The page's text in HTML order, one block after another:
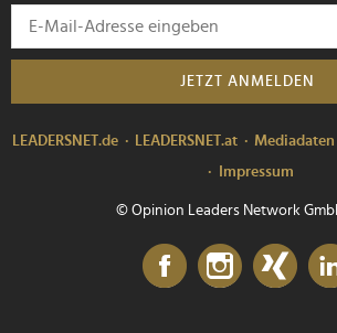
JETZT ANMELDEN
LEADERSNET.de LEADERSNET.at Mediadaten
Impressum
© Opinion Leaders Network